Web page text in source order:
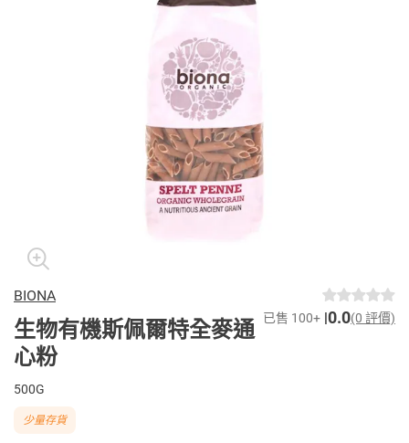
BIONA
生物有機斯佩爾特全麥通
心粉
已售 100+ 0.0(0 評價)
500G
少量存貨